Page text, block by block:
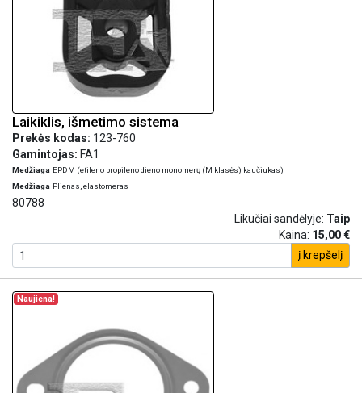
Laikiklis, išmetimo sistema
Prekės kodas: 123-760
Gamintojas: FA1
Medžiaga EPDM (etileno propileno dieno monomerų (M klasės) kaučiukas)
Medžiaga Plienas, elastomeras
80788
Likučiai sandėlyje: Taip
Kaina: 15,00 €
į krepšelį
Naujiena!